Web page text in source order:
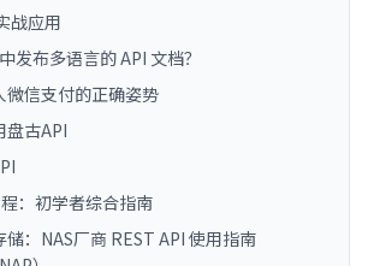
战应用
发布多语言的 API 文档？
微信支付的正确姿势
盘古API
：初学者综合指南
：NAS厂商 REST API 使用指南